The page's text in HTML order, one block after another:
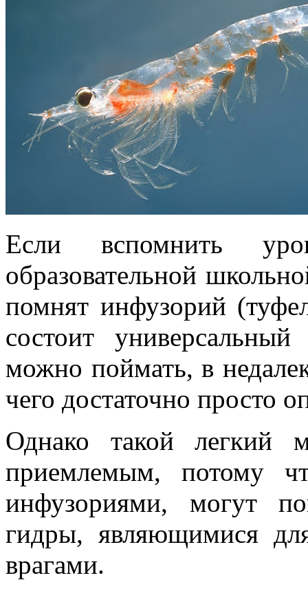
Если вспомнить
образовательной
помнят инфузорий
состоит
можно поймать, в
чего достаточно просто
Однако такой легкий
приемлемым, потому
инфузориями, могут
гидры, являющимися
врагами.